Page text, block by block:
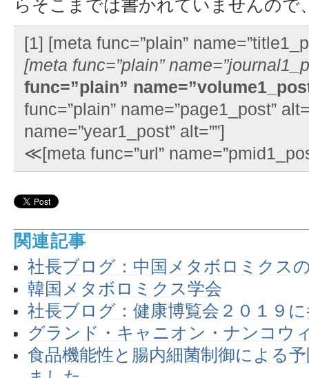
らそこまでは書かれていませんので
[1] [meta func=”plain”
[meta func=”plain”
func=”plain”
func=”plain” name=”page1_post”
name=”year1_post” alt=””]
≪[meta func=”url”
関連記事
社長ブログ：中国メタボロミクス
韓国メタボロミクス学会
社長ブログ：健康博覧会２０１９
グランド・キャニオン・ナンコウ
食品機能性と腸内細菌制御による